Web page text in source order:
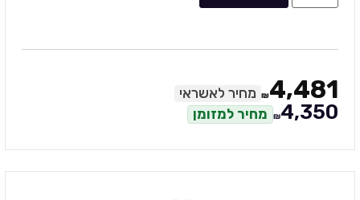
₪4,481 מחיר לאשראי
₪4,350 מחיר למזומן